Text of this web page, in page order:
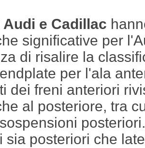
e Cadillac
significative per
di risalire la
per l'ala
dei freni anteriori
al posteriore, tra
sia posteriori che